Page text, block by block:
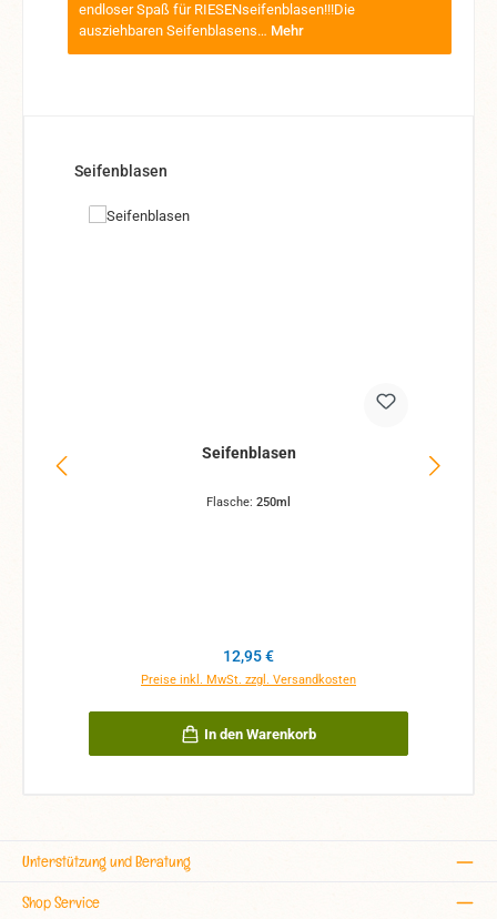
endloser Spaß für RIESENseifenblasen!!!Die
ausziehbaren Seifenblasens… Mehr
Produktgalerie überspringen
Seifenblasen
Seifenblasen
Flasche: 250ml
Regulärer Preis:
12,95 €
Preise inkl. MwSt. zzgl. Versandkosten
In den Warenkorb
Unterstützung und Beratung
Shop Service